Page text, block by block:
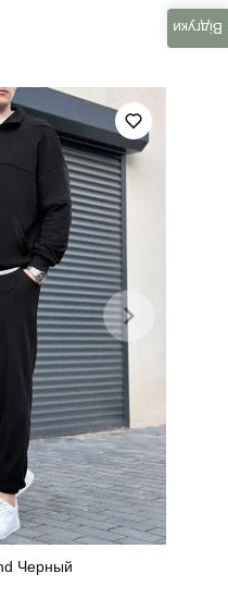
україна
Черный
Відгуки